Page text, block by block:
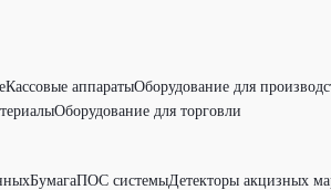
Кассовые аппаратыОборудование для
Оборудование для торговли
БумагаПОС системыДетекторы акцизных